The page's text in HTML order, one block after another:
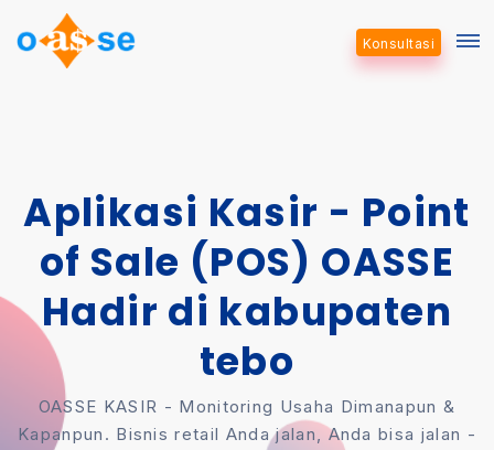
Konsultasi
Aplikasi Kasir - Point
of Sale (POS) OASSE
Hadir di kabupaten
tebo
OASSE KASIR - Monitoring Usaha Dimanapun &
Kapanpun. Bisnis retail Anda jalan, Anda bisa jalan -